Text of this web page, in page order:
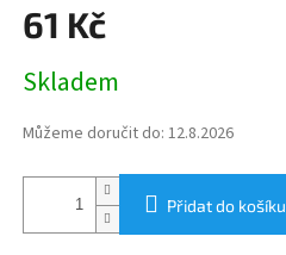
61 Kč
cena:
Skladem
Můžeme doručit do: 12.8.2026
Přidat do košíku